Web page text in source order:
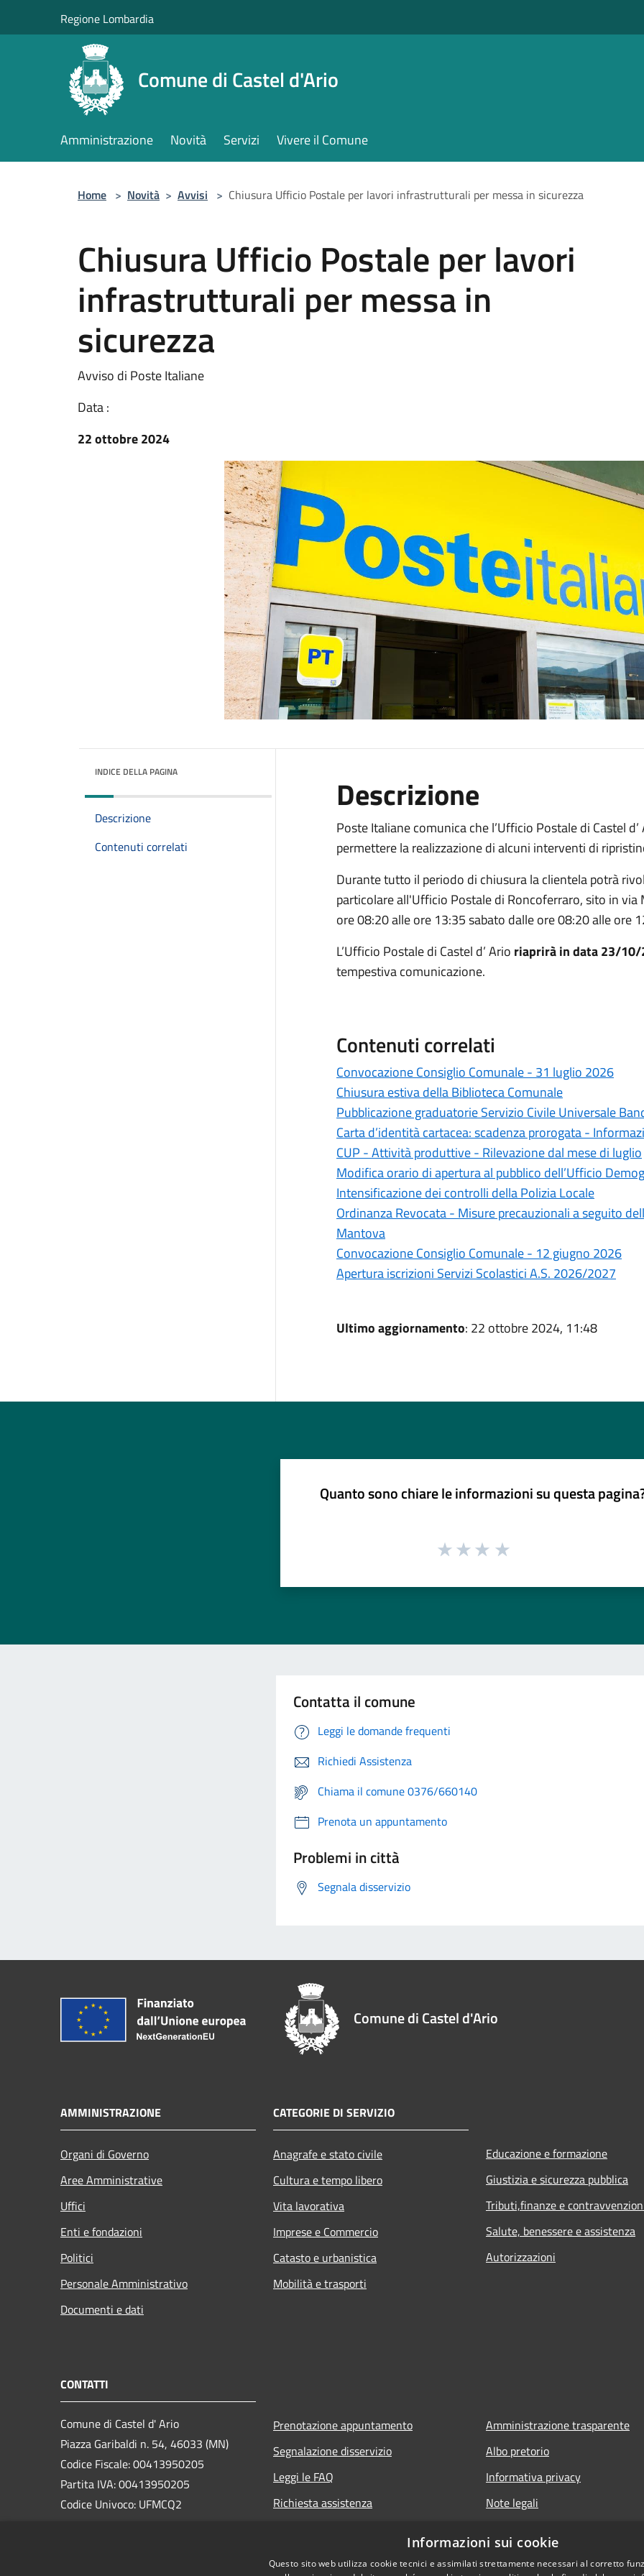
Regione Lombardia
Comune di Castel d'Ario
Amministrazione Novità Servizi Vivere il Comune
Home > Novità > Avvisi > Chiusura Ufficio Postale per lavori infrastrutturali per messa in sicurezza
Chiusura Ufficio Postale per lavori
infrastrutturali per messa in
sicurezza
Avviso di Poste Italiane
Data :
22 ottobre 2024
INDICE DELLA PAGINA
Descrizione
Contenuti correlati
Descrizione
Poste Italiane comunica che l’Ufficio Postale di Castel
permettere la realizzazione di alcuni interventi di
Durante tutto il periodo di chiusura la clientela potrà
particolare all'Ufficio Postale di Roncoferraro, sito in
ore 08:20 alle ore 13:35 sabato dalle ore 08:20 alle ore
L’Ufficio Postale di Castel d’ Ario riaprirà in data23/10/
tempestiva comunicazione.
Contenuti correlati
Convocazione Consiglio Comunale - 31 luglio 2026
Chiusura estiva della Biblioteca Comunale
Pubblicazione graduatorie Servizio Civile Universale
Carta d’identità cartacea: scadenza prorogata -
CUP - Attività produttive - Rilevazione dal mese di luglio
Modifica orario di apertura al pubblico dell’Ufficio
Intensificazione dei controlli della Polizia Locale
Ordinanza Revocata - Misure precauzionali a seguito
Mantova
Convocazione Consiglio Comunale - 12 giugno 2026
Apertura iscrizioni Servizi Scolastici A.S. 2026/2027
Ultimo aggiornamento: 22 ottobre 2024, 11:48
Quanto sono chiare le informazioni su questa
Contatta il comune
Leggi le domande frequenti
Richiedi Assistenza
Chiama il comune 0376/660140
Prenota un appuntamento
Problemi in città
Segnala disservizio
Comune di Castel d'Ario
AMMINISTRAZIONE
Organi di Governo
Aree Amministrative
Uffici
Enti e fondazioni
Politici
Personale Amministrativo
Documenti e dati
CATEGORIE DI SERVIZIO
Anagrafe e stato civile
Cultura e tempo libero
Vita lavorativa
Imprese e Commercio
Catasto e urbanistica
Mobilità e trasporti
Educazione e formazione
Giustizia e sicurezza pubblica
Tributi,finanze e
Salute, benessere e assistenza
Autorizzazioni
CONTATTI
Comune di Castel d' Ario
Piazza Garibaldi n. 54, 46033 (MN)
Codice Fiscale: 00413950205
Partita IVA: 00413950205
Codice Univoco: UFMCQ2
Prenotazione appuntamento
Segnalazione disservizio
Leggi le FAQ
Richiesta assistenza
Amministrazione trasparente
Albo pretorio
Informativa privacy
Note legali
Informazioni sui cookie
Questo sito web utilizza cookie tecnici e assimilati strettamente necessari al corretto